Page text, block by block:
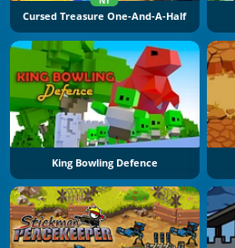
Cursed Treasure One-And-A-Half
King Bowling Defence